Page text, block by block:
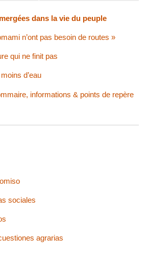
dans la vie du peuple
n’ont pas besoin de routes »
qui ne finit pas
d’eau
informations & points de repère
sociales
agrarias